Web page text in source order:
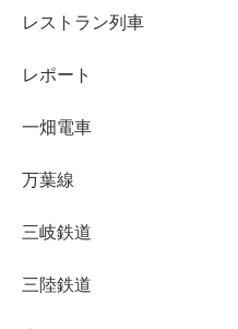
レストラン列車
レポート
一畑電車
万葉線
三岐鉄道
三陸鉄道